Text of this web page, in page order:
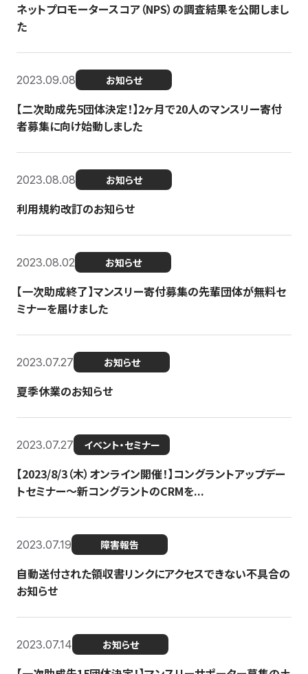
ネットプロモータースコア（NPS）の調査結果を公開しまし
た
2023.09.08 お知らせ
【二次助成先5団体決定！】2ヶ月で20人のマンスリー寄付
者募集に向け始動しました
2023.08.08 お知らせ
利用規約改訂のお知らせ
2023.08.02 お知らせ
【一次助成終了】マンスリー寄付募集の先輩団体が無料セ
ミナーを届けました
2023.07.27 お知らせ
夏季休業のお知らせ
2023.07.27 イベント・セミナー
【2023/8/3（木）オンライン開催！】コングラントアップデー
トセミナー〜新コングラントのCRMを...
2023.07.19 障害報告
自動送付された領収書リンクにアクセスできない不具合の
お知らせ
2023.07.14 お知らせ